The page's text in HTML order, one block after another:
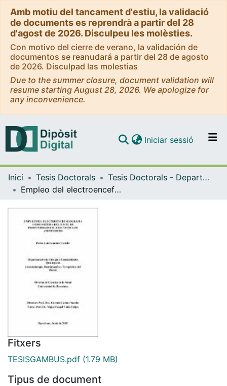
Amb motiu del tancament d'estiu, la validació
de documents es reprendrà a partir del 28
d'agost de 2026. Disculpeu les molèsties.
Con motivo del cierre de verano, la validación de
documentos se reanudará a partir del 28 de agosto
de 2026. Disculpad las molestias
Due to the summer closure, document validation will
resume starting August 28, 2026. We apologize for
any inconvenience.
Navega per tot el DD
Iniciar sessió (current)
Inici Tesis Doctorals
Tesis Doctorals - Departament - Cirurgia i Especialitats Quirúrgiques
Empleo del electroencefalograma como medida del nivel de profundidad del efecto de los anestésicos.
Fitxers
TESISGAMBUS.pdf (1.79 MB)
Tipus de document